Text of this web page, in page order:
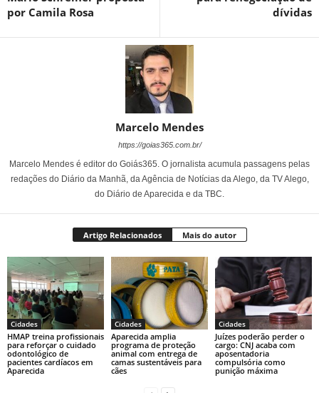
por Camila Rosa
dívidas
Marcelo Mendes
https://goias365.com.br/
Marcelo Mendes é editor do Goiás365. O jornalista acumula passagens pelas
redações do Diário da Manhã, da Agência de Notícias da Alego, da TV Alego,
do Diário de Aparecida e da TBC.
Artigo Relacionados Mais do autor
Cidades
HMAP treina profissionais
para reforçar o cuidado
odontológico de
pacientes cardíacos em
Aparecida
Cidades
Aparecida amplia
programa de proteção
animal com entrega de
camas sustentáveis para
cães
Cidades
Juízes poderão perder o
cargo: CNJ acaba com
aposentadoria
compulsória como
punição máxima